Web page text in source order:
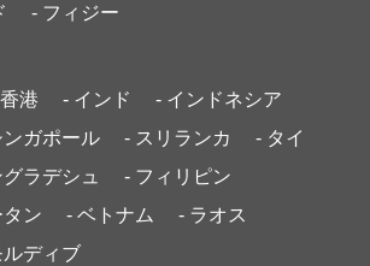
- フィジー
港 - インド
- インドネシア
ンガポール - スリランカ
- タイ
ラデシュ
- フィリピン
ン - ベトナム
- ラオス
ルディブ